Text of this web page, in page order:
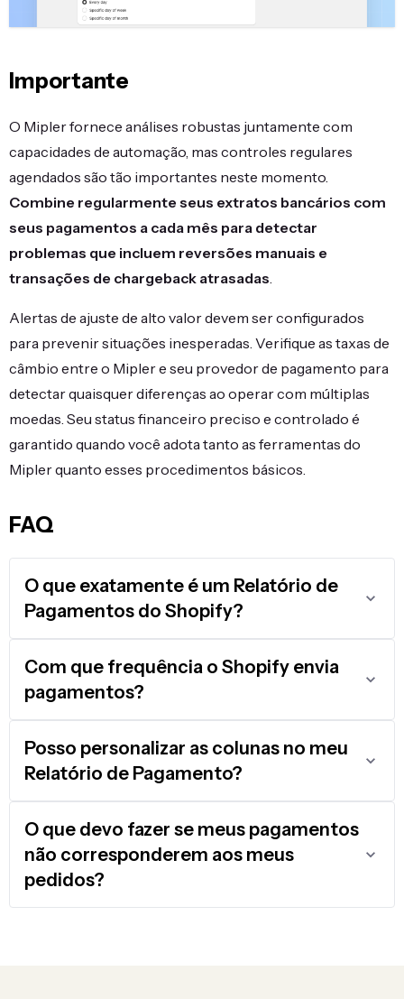
Importante
O Mipler fornece análises robustas juntamente com
capacidades de automação, mas controles regulares
agendados são tão importantes neste momento.
Combine regularmente seus extratos bancários com
seus pagamentos a cada mês para detectar
problemas que incluem reversões manuais e
transações de chargeback atrasadas.
Alertas de ajuste de alto valor devem ser configurados
para prevenir situações inesperadas. Verifique as taxas de
câmbio entre o Mipler e seu provedor de pagamento para
detectar quaisquer diferenças ao operar com múltiplas
moedas. Seu status financeiro preciso e controlado é
garantido quando você adota tanto as ferramentas do
Mipler quanto esses procedimentos básicos.
FAQ
O que exatamente é um Relatório de
Pagamentos do Shopify?
Com que frequência o Shopify envia
pagamentos?
Posso personalizar as colunas no meu
Relatório de Pagamento?
O que devo fazer se meus pagamentos
não corresponderem aos meus
pedidos?